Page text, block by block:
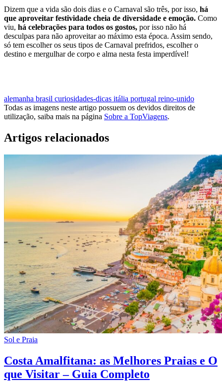
Dizem que a vida são dois dias e o Carnaval são três, por isso, há
que aproveitar festividade cheia de diversidade e emoção. Como
viu, há celebrações para todos os gostos, por isso não há
desculpas para não aproveitar ao máximo esta época. Assim sendo,
só tem escolher os seus tipos de Carnaval prefridos, escolher o
destino e mergulhar de corpo e alma nesta festa imperdível!
alemanha brasil curiosidades-dicas itália portugal reino-unido
Todas as imagens neste artigo possuem os devidos direitos de
utilização, saiba mais na página Sobre a TopViagens.
Artigos relacionados
Sol e Praia
Costa Amalfitana: as Melhores Praias e O
que Visitar – Guia Completo